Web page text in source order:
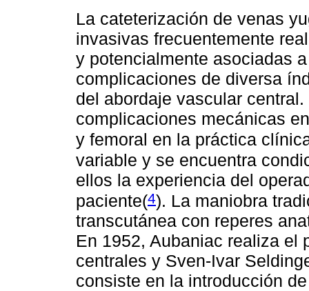
La cateterización de venas
invasivas frecuentemente
y potencialmente asociadas
complicaciones de diversa
del abordaje vascular
complicaciones mecánicas
y femoral en la práctica
variable y se encuentra
ellos la experiencia del
paciente(4). La maniobra
transcutánea con reperes
En 1952, Aubaniac realiza el
centrales y Sven-Ivar
consiste en la introducción